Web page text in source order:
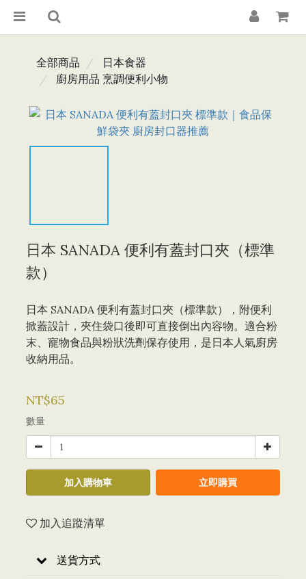
全部商品
日本食器
廚房用品 烹調便利小物
日本 SANADA 便利有蓋封口夾（標準
款）
日本 SANADA 便利有蓋封口夾（標準款），附便利
掀蓋設計，夾住袋口後即可直接倒出內容物。適合粉
末、寵物食品與粉狀洗劑保存使用，是日本人氣廚房
收納用品。
NT$65
數量
加入購物車 立即購買
加入追蹤清單
送貨方式